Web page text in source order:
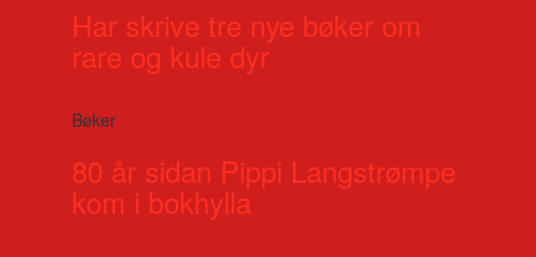
Har skrive tre nye bøker om
rare og kule dyr
Bøker
80 år sidan Pippi Langstrømpe
kom i bokhylla